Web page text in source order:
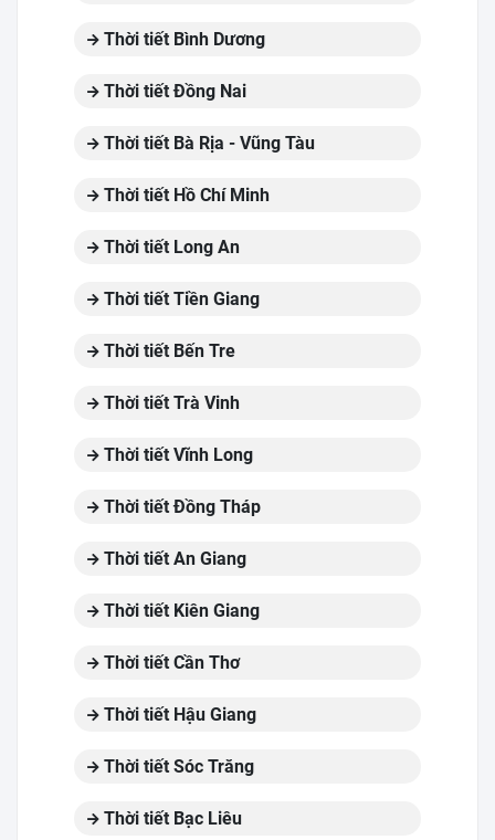
Thời tiết Bình Dương
Thời tiết Đồng Nai
Thời tiết Bà Rịa - Vũng Tàu
Thời tiết Hồ Chí Minh
Thời tiết Long An
Thời tiết Tiền Giang
Thời tiết Bến Tre
Thời tiết Trà Vinh
Thời tiết Vĩnh Long
Thời tiết Đồng Tháp
Thời tiết An Giang
Thời tiết Kiên Giang
Thời tiết Cần Thơ
Thời tiết Hậu Giang
Thời tiết Sóc Trăng
Thời tiết Bạc Liêu